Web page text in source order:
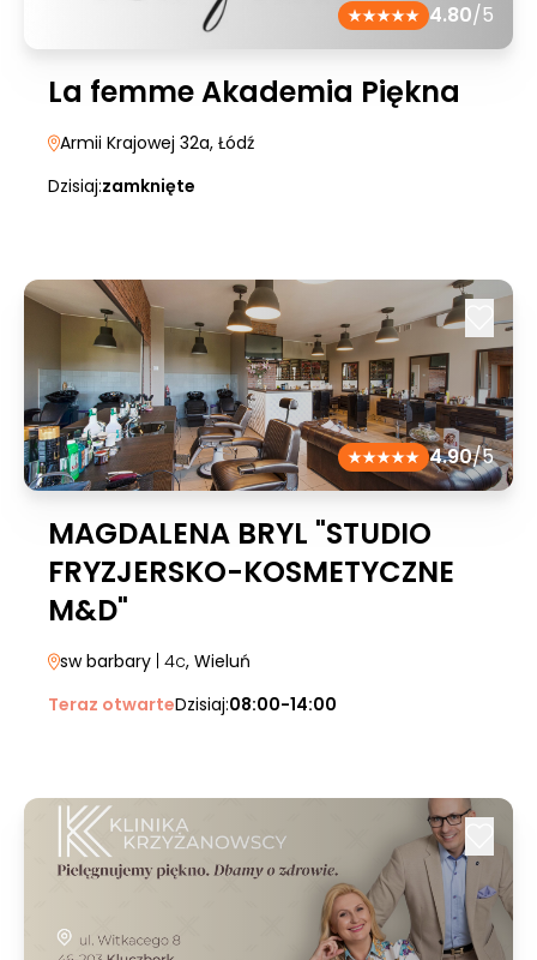
4.80/5
La femme Akademia Piękna
Armii Krajowej 32a, Łódź
Dzisiaj:zamknięte
4.90/5
MAGDALENA BRYL "STUDIO
FRYZJERSKO-KOSMETYCZNE
M&D"
sw barbary | 4c, Wieluń
Teraz otwarteDzisiaj:08:00-14:00